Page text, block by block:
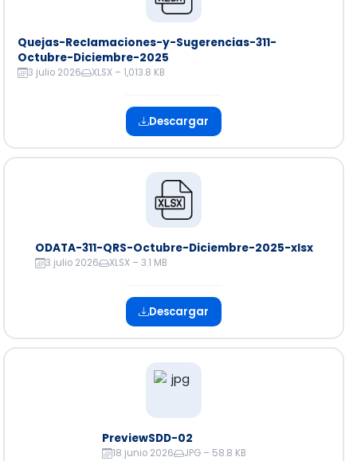
Quejas-Reclamaciones-y-Sugerencias-311-
Octubre-Diciembre-2025
3 julio 2026 XLSX – 1,013.8 KB
Descargar
ODATA-311-QRS-Octubre-Diciembre-2025-xlsx
3 julio 2026 XLSX – 3.1 MB
Descargar
PreviewSDD-02
18 junio 2026 JPG – 58.8 KB